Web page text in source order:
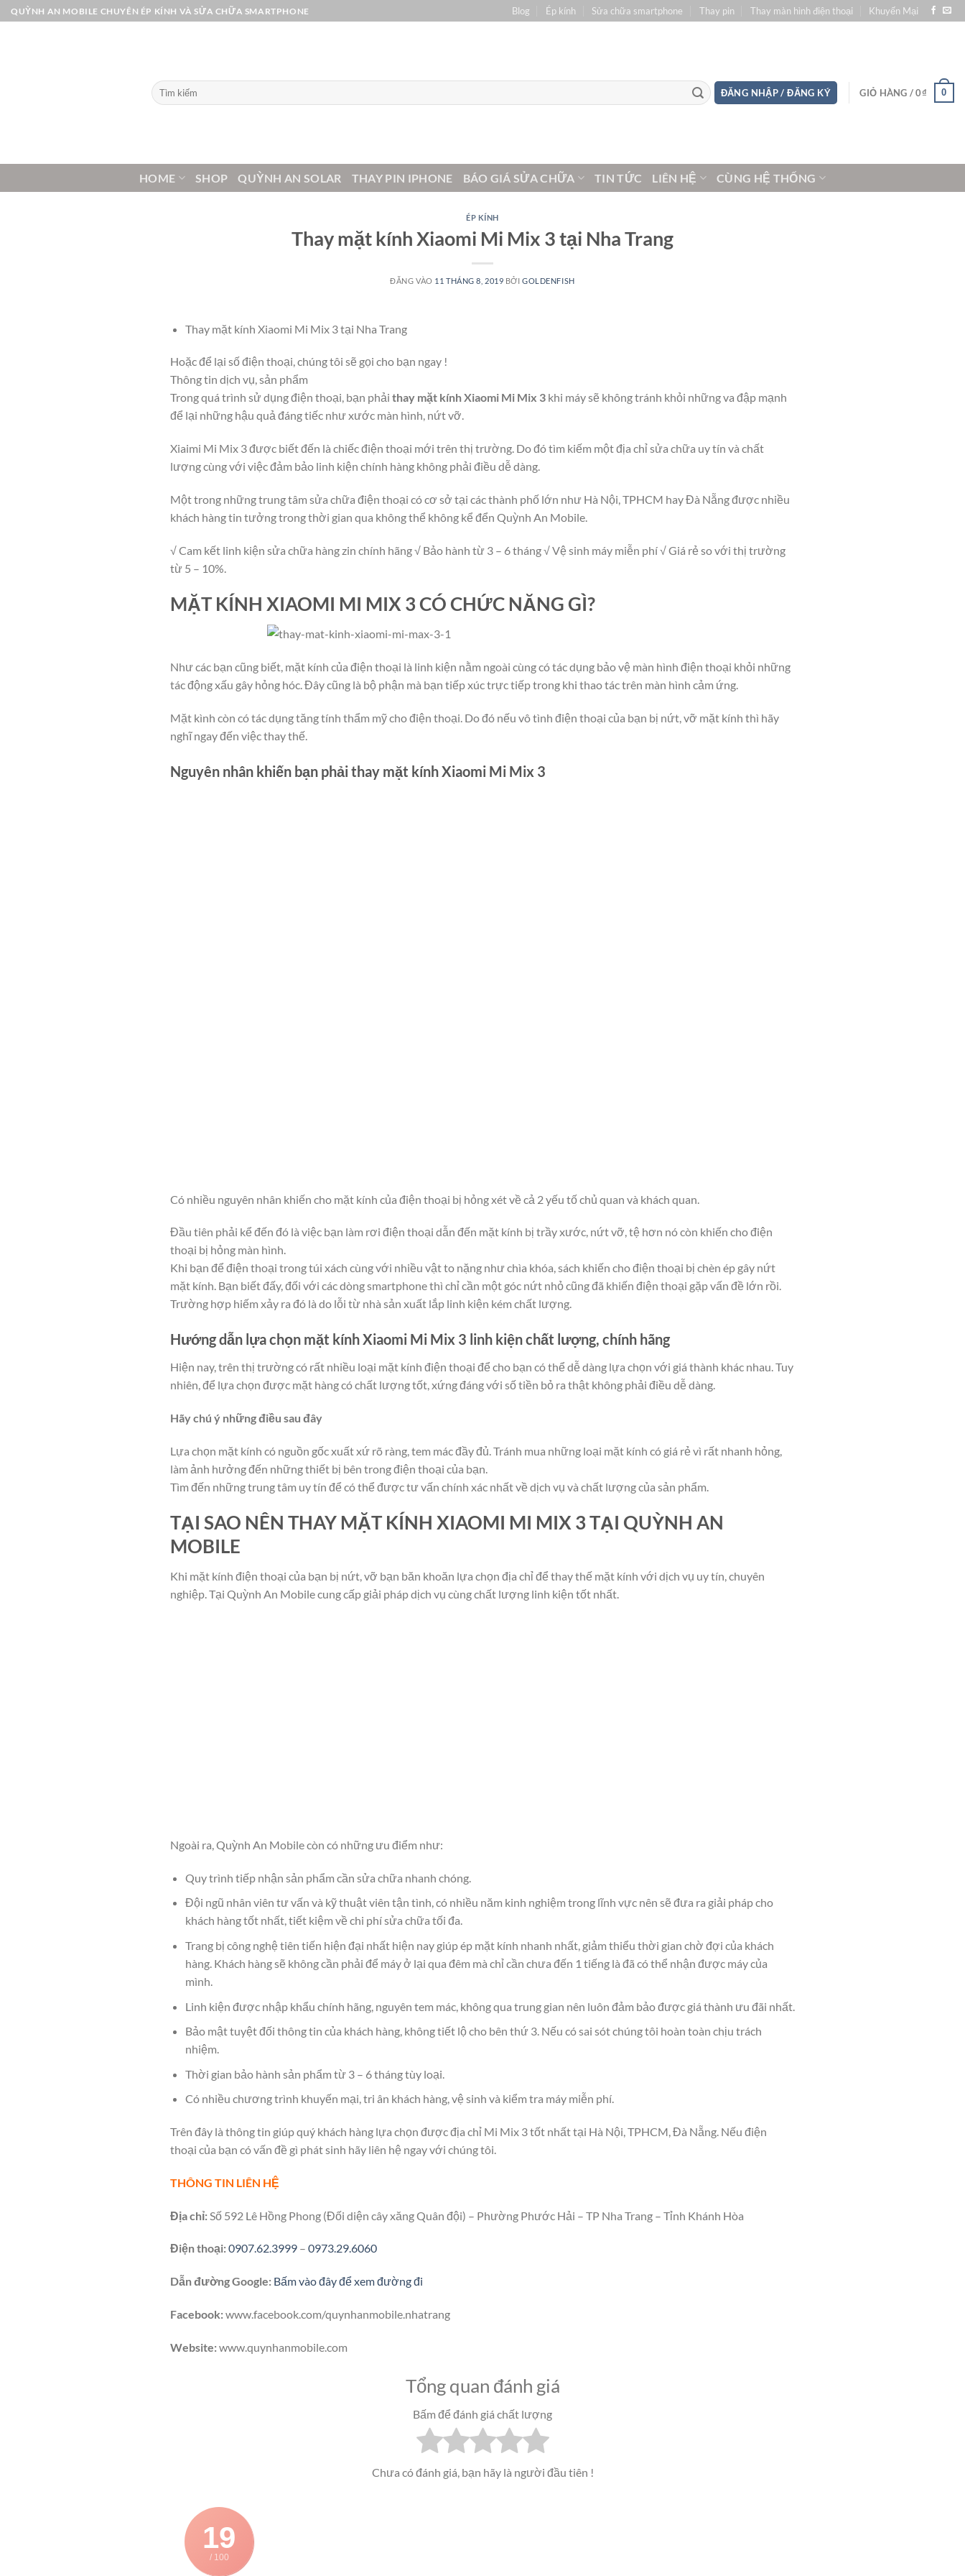
Bỏ
qua
QUỲNH AN MOBILE CHUYÊN ÉP KÍNH VÀ SỬA CHỮA SMARTPHONE Blog Ép kính Sửa chữa smartphone Thay pin Thay màn hình điện thoại Khuyến Mại
Tìm
kiếm:
ĐĂNG NHẬP / ĐĂNG KÝ GIỎ HÀNG /0₫ 0
HOME SHOP QUỲNH AN SOLAR THAY PIN IPHONE BÁO GIÁ SỬA CHỮA TIN TỨC LIÊN HỆ CÙNG HỆ THỐNG
ÉP KÍNH
Thay mặt kính Xiaomi Mi Mix 3 tại Nha Trang
ĐĂNG VÀO 11 THÁNG 8, 2019 BỞIGOLDENFISH
Thay mặt kính Xiaomi Mi Mix 3 tại Nha Trang
Hoặc để lại số điện thoại, chúng tôi sẽ gọi cho bạn ngay !
Thông tin dịch vụ, sản phẩm
Trong quá trình sử dụng điện thoại, bạn phải thay mặt kính Xiaomi Mi Mix 3 khi máy sẽ không tránh khỏi những va đập mạnh
để lại những hậu quả đáng tiếc như xước màn hình, nứt vỡ.
Xiaimi Mi Mix 3 được biết đến là chiếc điện thoại mới trên thị trường. Do đó tìm kiếm một địa chỉ sửa chữa uy tín và chất
lượng cùng với việc đảm bảo linh kiện chính hàng không phải điều dễ dàng.
Một trong những trung tâm sửa chữa điện thoại có cơ sở tại các thành phố lớn như Hà Nội, TPHCM hay Đà Nẵng được nhiều
khách hàng tin tưởng trong thời gian qua không thể không kể đển Quỳnh An Mobile.
√ Cam kết linh kiện sửa chữa hàng zin chính hãng √ Bảo hành từ 3 – 6 tháng √ Vệ sinh máy miễn phí √ Giá rẻ so với thị trường
từ 5 – 10%.
MẶT KÍNH XIAOMI MI MIX 3 CÓ CHỨC NĂNG GÌ?
Như các bạn cũng biết, mặt kính của điện thoại là linh kiện nằm ngoài cùng có tác dụng bảo vệ màn hình điện thoại khỏi những
tác động xấu gây hỏng hóc. Đây cũng là bộ phận mà bạn tiếp xúc trực tiếp trong khi thao tác trên màn hình cảm ứng.
Mặt kình còn có tác dụng tăng tính thẩm mỹ cho điện thoại. Do đó nếu vô tình điện thoại của bạn bị nứt, vỡ mặt kính thì hãy
nghĩ ngay đến việc thay thế.
Nguyên nhân khiến bạn phải thay mặt kính Xiaomi Mi Mix 3
Có nhiều nguyên nhân khiến cho mặt kính của điện thoại bị hỏng xét về cả 2 yếu tố chủ quan và khách quan.
Đầu tiên phải kể đến đó là việc bạn làm rơi điện thoại dẫn đến mặt kính bị trầy xước, nứt vỡ, tệ hơn nó còn khiến cho điện
thoại bị hỏng màn hình.
Khi bạn để điện thoại trong túi xách cùng với nhiều vật to nặng như chìa khóa, sách khiến cho điện thoại bị chèn ép gây nứt
mặt kính. Bạn biết đấy, đối với các dòng smartphone thì chỉ cần một góc nứt nhỏ cũng đã khiến điện thoại gặp vấn đề lớn rồi.
Trường hợp hiếm xảy ra đó là do lỗi từ nhà sản xuất lắp linh kiện kém chất lượng.
Hướng dẫn lựa chọn mặt kính Xiaomi Mi Mix 3 linh kiện chất lượng, chính hãng
Hiện nay, trên thị trường có rất nhiều loại mặt kính điện thoại để cho bạn có thể dễ dàng lựa chọn với giá thành khác nhau. Tuy
nhiên, để lựa chọn được mặt hàng có chất lượng tốt, xứng đáng với số tiền bỏ ra thật không phải điều dễ dàng.
Hãy chú ý những điều sau đây
Lựa chọn mặt kính có nguồn gốc xuất xứ rõ ràng, tem mác đầy đủ. Tránh mua những loại mặt kính có giá rẻ vì rất nhanh hỏng,
làm ảnh hưởng đến những thiết bị bên trong điện thoại của bạn.
Tìm đến những trung tâm uy tín để có thể được tư vấn chính xác nhất về dịch vụ và chất lượng của sản phẩm.
TẠI SAO NÊN THAY MẶT KÍNH XIAOMI MI MIX 3 TẠI QUỲNH AN
MOBILE
Khi mặt kính điện thoại của bạn bị nứt, vỡ bạn băn khoăn lựa chọn địa chỉ để thay thế mặt kính với dịch vụ uy tín, chuyên
nghiệp. Tại Quỳnh An Mobile cung cấp giải pháp dịch vụ cùng chất lượng linh kiện tốt nhất.
Ngoài ra, Quỳnh An Mobile còn có những ưu điểm như:
Quy trình tiếp nhận sản phẩm cần sửa chữa nhanh chóng.
Đội ngũ nhân viên tư vấn và kỹ thuật viên tận tình, có nhiều năm kinh nghiệm trong lĩnh vực nên sẽ đưa ra giải pháp cho
khách hàng tốt nhất, tiết kiệm về chi phí sửa chữa tối đa.
Trang bị công nghệ tiên tiến hiện đại nhất hiện nay giúp ép mặt kính nhanh nhất, giảm thiểu thời gian chờ đợi của khách
hàng. Khách hàng sẽ không cần phải để máy ở lại qua đêm mà chỉ cần chưa đến 1 tiếng là đã có thể nhận được máy của
mình.
Linh kiện được nhập khẩu chính hãng, nguyên tem mác, không qua trung gian nên luôn đảm bảo được giá thành ưu đãi nhất.
Bảo mật tuyệt đối thông tin của khách hàng, không tiết lộ cho bên thứ 3. Nếu có sai sót chúng tôi hoàn toàn chịu trách
nhiệm.
Thời gian bảo hành sản phẩm từ 3 – 6 tháng tùy loại.
Có nhiều chương trình khuyến mại, tri ân khách hàng, vệ sinh và kiểm tra máy miễn phí.
Trên đây là thông tin giúp quý khách hàng lựa chọn được địa chỉ Mi Mix 3 tốt nhất tại Hà Nội, TPHCM, Đà Nẵng. Nếu điện
thoại của bạn có vấn đề gì phát sinh hãy liên hệ ngay với chúng tôi.
THÔNG TIN LIÊN HỆ
Địa chỉ: Số 592 Lê Hồng Phong (Đối diện cây xăng Quân đội) – Phường Phước Hải – TP Nha Trang – Tỉnh Khánh Hòa
Điện thoại:0907.62.3999 – 0973.29.6060
Dẫn đường Google: Bấm vào đây để xem đường đi
Facebook:www.facebook.com/quynhanmobile.nhatrang
Website:www.quynhanmobile.com
Tổng quan đánh giá
Bấm để đánh giá chất lượng
Chưa có đánh giá, bạn hãy là người đầu tiên !
19
/ 100